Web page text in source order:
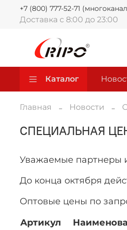
Доставка с 8:00 до 23:00
+7 (800) 777-52-71
Каталог
Главная Новости
СПЕЦИАЛЬНАЯ
Уважаемые партнеры
До конца октября
Оптовые цены по
Артикул